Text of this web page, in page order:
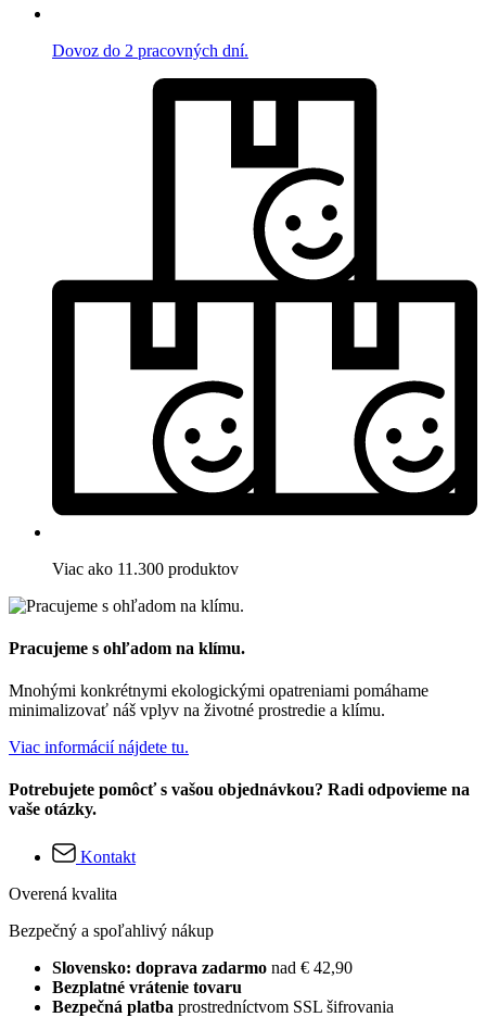
Dovoz do 2 pracovných dní.
Viac ako 11.300 produktov
Pracujeme s ohľadom na klímu.
Mnohými konkrétnymi ekologickými opatreniami pomáhame
minimalizovať náš vplyv na životné prostredie a klímu.
Viac informácií nájdete tu.
Potrebujete pomôcť s vašou objednávkou? Radi odpovieme na
vaše otázky.
Kontakt
Overená kvalita
Bezpečný a spoľahlivý nákup
Slovensko: doprava zadarmo nad € 42,90
Bezplatné vrátenie tovaru
Bezpečná platba prostredníctvom SSL šifrovania